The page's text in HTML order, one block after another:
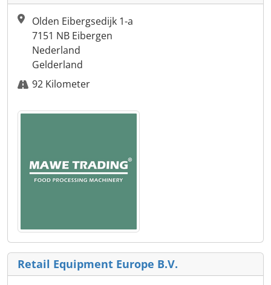
Olden Eibergsedijk 1-a
7151 NB Eibergen
Nederland
Gelderland
92 Kilometer
Retail Equipment Europe B.V.